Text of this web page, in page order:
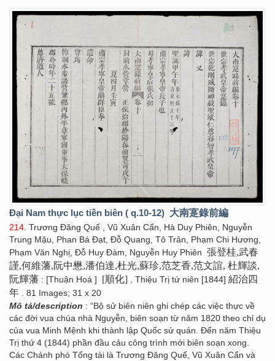
Đại Nam thực lục tiền biên ( q.10-12) 大南寔錄前編
214 . Trương Đăng Quế , Vũ Xuân Cẩn, Hà Duy Phiên, Nguyễn
Trung Mậu, Phan Bá Đạt, Đỗ Quang, Tô Trân, Phạm Chi Hương,
Phạm Văn Nghị, Đỗ Huy Đàm, Nguyễn Huy Phiên 張登桂,武春
謹,何維藩,阮中懋,潘伯達,杜光,蘇珍,范芝香,范文誼, 杜輝談,
阮輝藩 : [Thuận Hoá ] [順化] , Thiệu Trị tứ niên [1844] 紹治四
年 . 81 Images; 31 x 20
Mô tả/description : “Bộ sử biên niên ghi chép các việc thực về
các đời vua chúa nhà Nguyễn, biên soạn từ năm 1820 theo chỉ dụ
của vua Minh Mệnh khi thành lập Quốc sử quán. Đến năm Thiệu
Trị thứ 4 (1844) phần đầu cảu công trình mới biên soạn xong.
Các Chánh phó Tổng tài là Trương Đăng Quế, Vũ Xuân Cẩn và